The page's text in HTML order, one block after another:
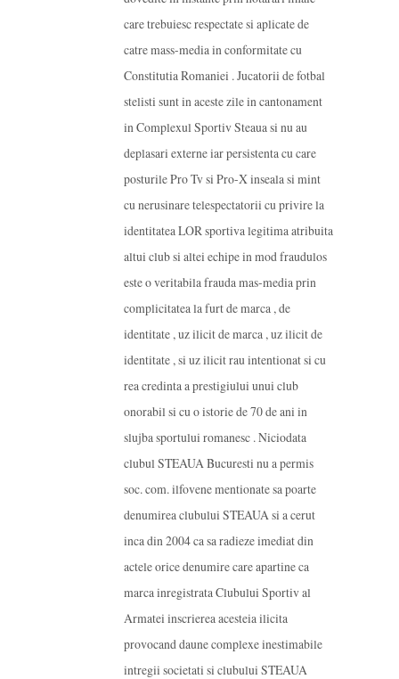
care trebuiesc respectate si aplicate de
catre mass-media in conformitate cu
Constitutia Romaniei . Jucatorii de fotbal
stelisti sunt in aceste zile in cantonament
in Complexul Sportiv Steaua si nu au
deplasari externe iar persistenta cu care
posturile Pro Tv si Pro-X inseala si mint
cu nerusinare telespectatorii cu privire la
identitatea LOR sportiva legitima atribuita
altui club si altei echipe in mod fraudulos
este o veritabila frauda mas-media prin
complicitatea la furt de marca , de
identitate , uz ilicit de marca , uz ilicit de
identitate , si uz ilicit rau intentionat si cu
rea credinta a prestigiului unui club
onorabil si cu o istorie de 70 de ani in
slujba sportului romanesc . Niciodata
clubul STEAUA Bucuresti nu a permis
soc. com. ilfovene mentionate sa poarte
denumirea clubului STEAUA si a cerut
inca din 2004 ca sa radieze imediat din
actele orice denumire care apartine ca
marca inregistrata Clubului Sportiv al
Armatei inscrierea acesteia ilicita
provocand daune complexe inestimabile
intregii societati si clubului STEAUA